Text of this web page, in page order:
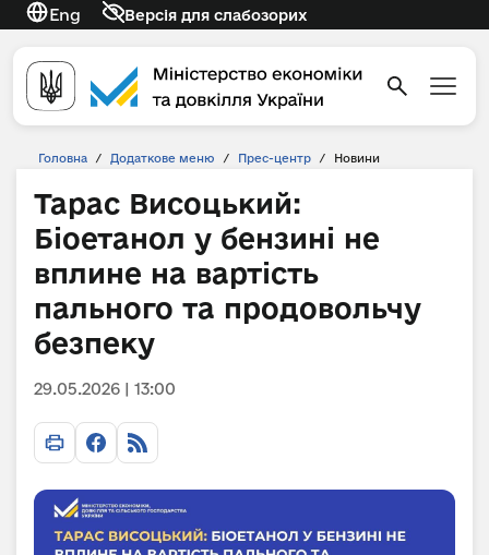
Eng Версія для слабозорих
Головна / Додаткове меню / Прес-центр / Новини
Тарас Висоцький:
Біоетанол у бензині не
вплине на вартість
пального та продовольчу
безпеку
29.05.2026 | 13:00